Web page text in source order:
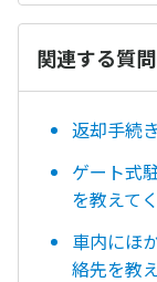
関連する質問
返却手続
ゲート式
を教えて
車内にほ
絡先を教